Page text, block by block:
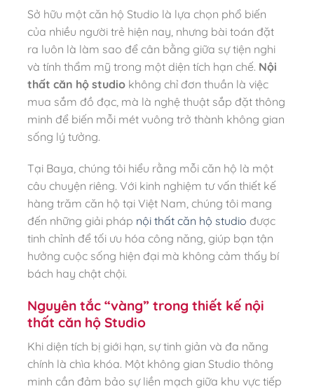
Sở hữu một căn hộ Studio là lựa chọn phổ biến
của nhiều người trẻ hiện nay, nhưng bài toán đặt
ra luôn là làm sao để cân bằng giữa sự tiện nghi
và tính thẩm mỹ trong một diện tích hạn chế. Nội
thất căn hộ studio không chỉ đơn thuần là việc
mua sắm đồ đạc, mà là nghệ thuật sắp đặt thông
minh để biến mỗi mét vuông trở thành không gian
sống lý tưởng.
Tại Baya, chúng tôi hiểu rằng mỗi căn hộ là một
câu chuyện riêng. Với kinh nghiệm tư vấn thiết kế
hàng trăm căn hộ tại Việt Nam, chúng tôi mang
đến những giải pháp nội thất căn hộ studio được
tinh chỉnh để tối ưu hóa công năng, giúp bạn tận
hưởng cuộc sống hiện đại mà không cảm thấy bí
bách hay chật chội.
Nguyên tắc “vàng” trong thiết kế nội
thất căn hộ Studio
Khi diện tích bị giới hạn, sự tinh giản và đa năng
chính là chìa khóa. Một không gian Studio thông
minh cần đảm bảo sự liền mạch giữa khu vực tiếp